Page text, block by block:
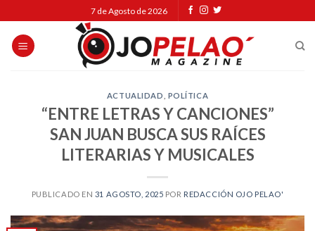
to
content
7 de Agosto de 2026
ACTUALIDAD POLÍTICA
“ENTRE LETRAS Y CANCIONES”
SAN JUAN BUSCA SUS RAÍCES
LITERARIAS Y MUSICALES
PUBLICADO EN 31 AGOSTO, 2025 POR REDACCIÓN OJO PELAO'